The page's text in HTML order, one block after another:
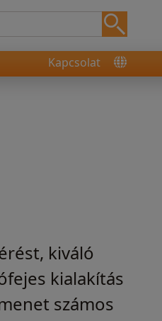
Kapcsolat
kiváló
kialakítás
számos